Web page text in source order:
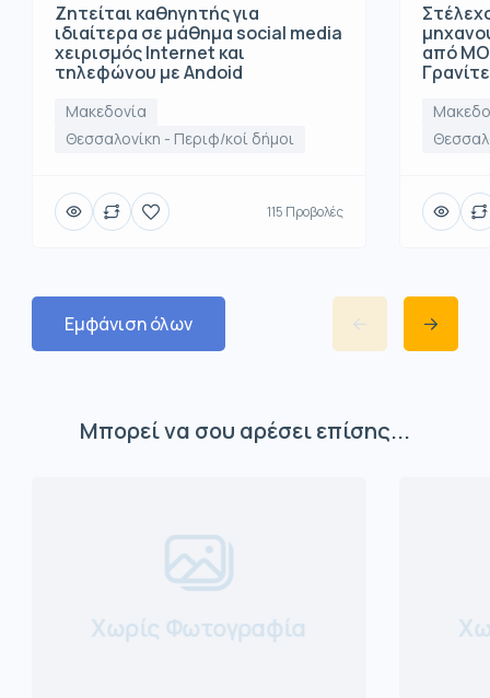
Ζητείται καθηγητής για
ιδιαίτερα σε μάθημα social media
χειρισμός Internet και
τηλεφώνου με Andoid
Μακεδονία
Θεσσαλονίκη - Περιφ/κοί δήμοι
115 Προβολές
από
Εμφάνιση όλων
Μπορεί να σου αρέσει επίσης...
Χωρίς Φωτογραφία